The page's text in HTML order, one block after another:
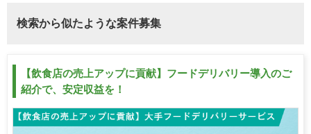
検索から似たような案件募集
【飲食店の売上アップに貢献】フードデリバリー導入のご
紹介で、安定収益を！